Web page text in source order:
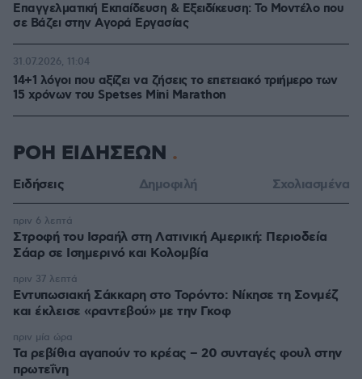
Επαγγελματική Εκπαίδευση & Εξειδίκευση: Το Mοντέλο που
σε Bάζει στην Aγορά Eργασίας
14+1 λόγοι που αξίζει να ζήσεις το επετειακό τριήμερο των
15 χρόνων του Spetses Mini Marathon
31.07.2026, 11:04
ΡΟΗ ΕΙΔΗΣΕΩΝ
Ειδήσεις Δημοφιλή Σχολιασμένα
Στροφή του Ισραήλ στη Λατινική Αμερική: Περιοδεία
Σάαρ σε Ισημερινό και Κολομβία
πριν 6 λεπτά
Εντυπωσιακή Σάκκαρη στο Τορόντο: Νίκησε τη Σονμέζ
και έκλεισε «ραντεβού» με την Γκοφ
πριν 37 λεπτά
Τα ρεβίθια αγαπούν το κρέας – 20 συνταγές φουλ στην
πρωτεΐνη
πριν μία ώρα